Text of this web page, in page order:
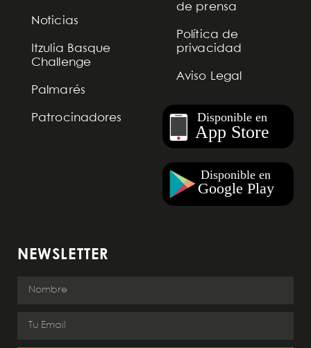
Noticias
Itzulia Basque
Challenge
Palmarés
Patrocinadores
de prensa
Política de
privacidad
Aviso Legal
NEWSLETTER